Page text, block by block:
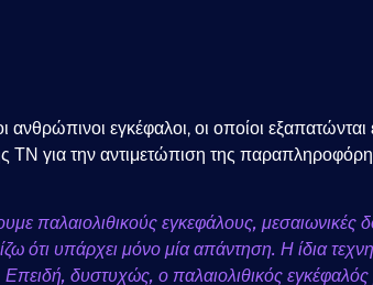
εγκέφαλοι, οι οποίοι
ΤΝ για την αντιμετώπιση της
παλαιολιθικούς εγκεφάλους, μεσαιωνικές
ότι υπάρχει μόνο μία απάντηση. Η ίδια
δυστυχώς, ο παλαιολιθικός εγκέφαλός